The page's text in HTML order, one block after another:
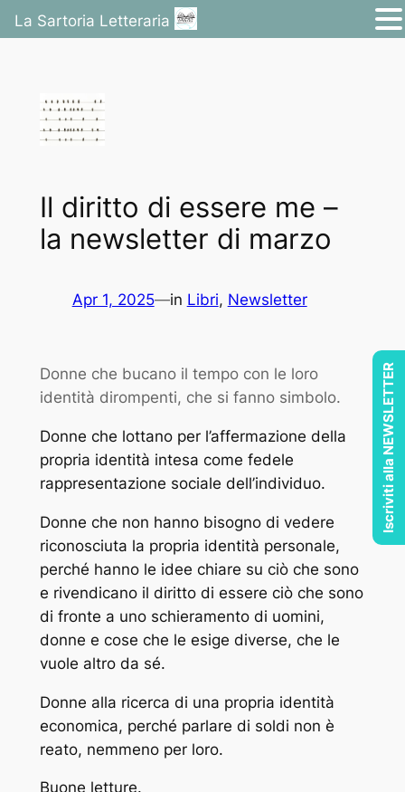
contenuto
Il diritto di essere me –
la newsletter di marzo
Apr 1, 2025—in Libri, Newsletter
Donne che bucano il tempo con le loro
identità dirompenti, che si fanno simbolo.
Donne che lottano per l’affermazione della
propria identità intesa come fedele
rappresentazione sociale dell’individuo.
Donne che non hanno bisogno di vedere
riconosciuta la propria identità personale,
perché hanno le idee chiare su ciò che sono
e rivendicano il diritto di essere ciò che sono
di fronte a uno schieramento di uomini,
donne e cose che le esige diverse, che le
vuole altro da sé.
Donne alla ricerca di una propria identità
economica, perché parlare di soldi non è
reato, nemmeno per loro.
Buone letture.
La Sartoria Letteraria
Iscriviti alla NEWSLETTER